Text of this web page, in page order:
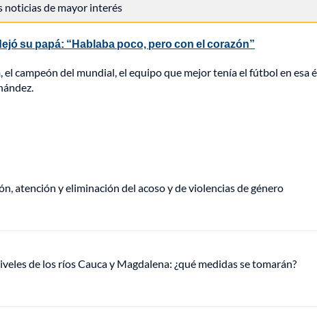
noticias de mayor interés
su papá: “Hablaba poco, pero con el corazón”
campeón del mundial, el equipo que mejor tenía el fútbol en esa
atención y eliminación del acoso y de violencias de género
de los ríos Cauca y Magdalena: ¿qué medidas se tomarán?